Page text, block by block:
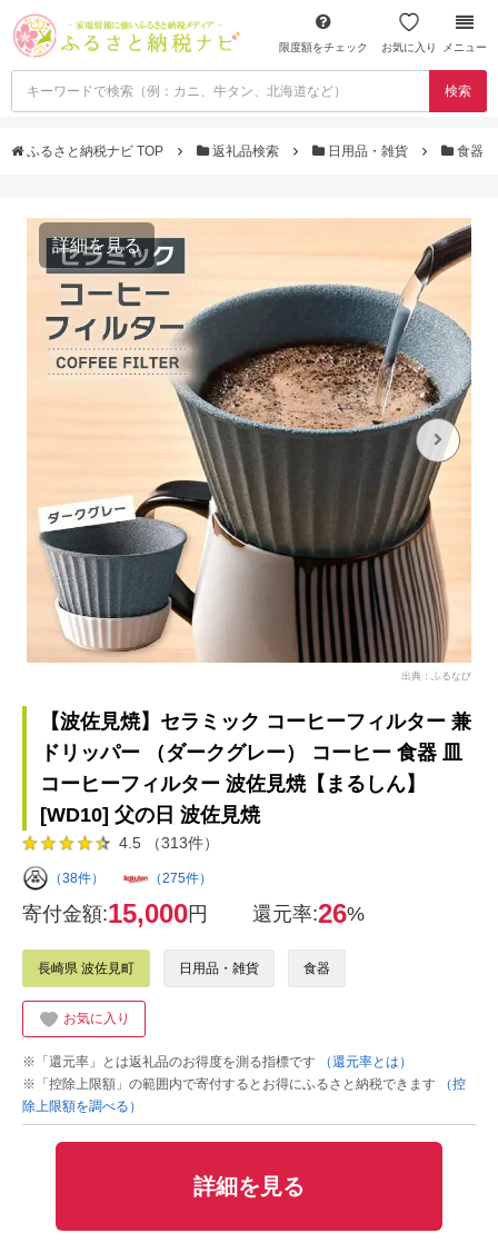
限度額をチェック お気に入り メニュー
検索
ふるさと納税ナビ TOP 返礼品検索 日用品・雑貨 食器
詳細を見る
出典：ふるなび
【波佐見焼】セラミック コーヒーフィルター 兼
ドリッパー （ダークグレー） コーヒー 食器 皿
コーヒーフィルター 波佐見焼【まるしん】
[WD10] 父の日 波佐見焼
4.5 （313件）
（38件） （275件）
寄付金額:15,000円 還元率:26%
長崎県 波佐見町 日用品・雑貨 食器
お気に入り
※「還元率」とは返礼品のお得度を測る指標です
（還元率とは）
※「控除上限額」の範囲内で寄付するとお得にふるさと納税できます
（控
除上限額を調べる）
詳細を見る